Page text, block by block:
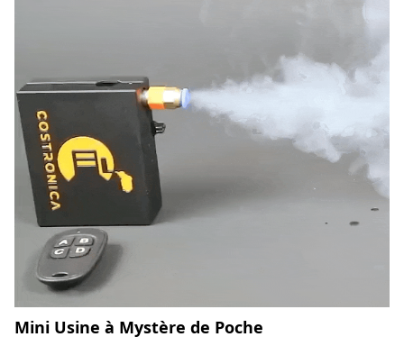
Mini Usine à Mystère de Poche